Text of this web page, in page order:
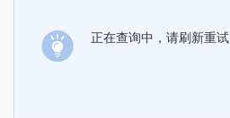
正在查询中，请刷新重试